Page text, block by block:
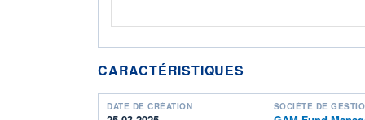
CARACTÉRISTIQUES
DATE DE CRÉATION SOCIÉTÉ DE